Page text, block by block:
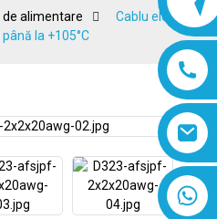
8618019377761
de alimentare
Cablu electronic
la +105°C